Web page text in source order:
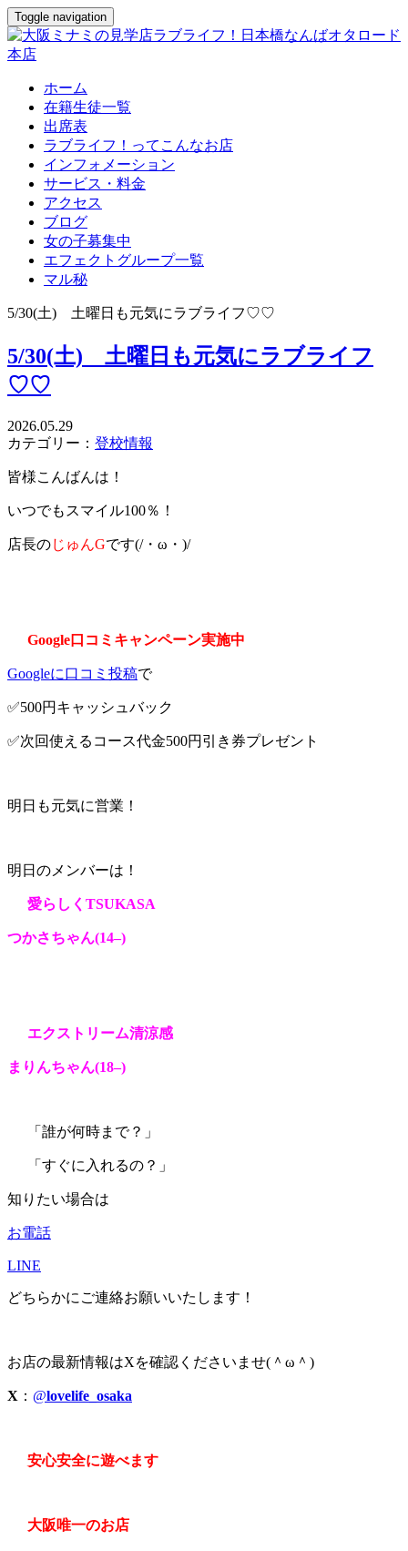
Toggle navigation
ホーム
在籍生徒一覧
出席表
ラブライフ！ってこんなお店
インフォメーション
サービス・料金
アクセス
ブログ
女の子募集中
エフェクトグループ一覧
マル秘
5/30(土) 土曜日も元気にラブライフ♡♡
5/30(土) 土曜日も元気にラブライフ
♡♡
2026.05.29
カテゴリー： 登校情報
皆様こんばんは！
いつでもスマイル100％！
店長のじゅんGです(/・ω・)/
Google口コミキャンペーン実施中
Googleに口コミ投稿で
✅500円キャッシュバック
✅次回使えるコース代金500円引き券プレゼント
明日も元気に営業！
明日のメンバーは！
愛らしくTSUKASA
つかさちゃん(14–)
エクストリーム清涼感
まりんちゃん(18–)
「誰が何時まで？」
「すぐに入れるの？」
知りたい場合は
お電話
LINE
どちらかにご連絡お願いいたします！
お店の最新情報はXを確認くださいませ(＾ω＾)
X ： @lovelife_osaka
安心安全に遊べます
大阪唯一のお店